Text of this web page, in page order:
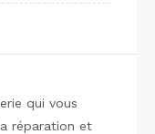
qui vous
réparation et